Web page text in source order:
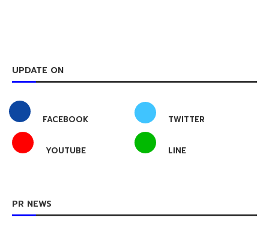
UPDATE ON
FACEBOOK TWITTER
YOUTUBE LINE
PR NEWS